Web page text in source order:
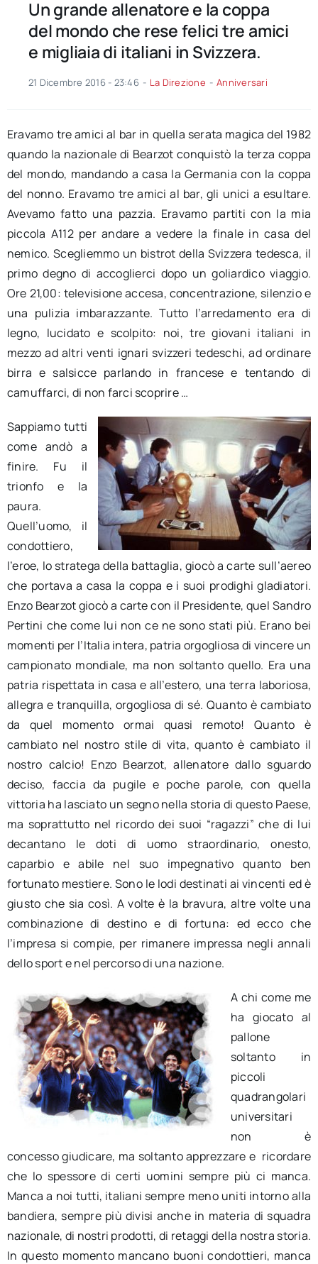
Un grande allenatore e la coppa
del mondo che rese felici tre amici
e migliaia di italiani in Svizzera.
21 Dicembre 2016 - 23:46 - La Direzione - Anniversari
Eravamo tre amici al bar in quella serata magica del 1982
quando la nazionale di Bearzot conquistò la terza coppa
del mondo, mandando a casa la Germania con la coppa
del nonno. Eravamo tre amici al bar, gli unici a esultare.
Avevamo fatto una pazzia. Eravamo partiti con la mia
piccola A112 per andare a vedere la finale in casa del
nemico. Scegliemmo un bistrot della Svizzera tedesca, il
primo degno di accoglierci dopo un goliardico viaggio.
Ore 21,00: televisione accesa, concentrazione, silenzio e
una pulizia imbarazzante. Tutto l’arredamento era di
legno, lucidato e scolpito: noi, tre giovani italiani in
mezzo ad altri venti ignari svizzeri tedeschi, ad ordinare
birra e salsicce parlando in francese e tentando di
camuffarci, di non farci scoprire …
Sappiamo tutti
come andò a
finire. Fu il
trionfo e la
paura.
Quell’uomo, il
condottiero,
l’eroe, lo stratega della battaglia, giocò a carte sull’aereo
che portava a casa la coppa e i suoi prodighi gladiatori.
Enzo Bearzot giocò a carte con il Presidente, quel Sandro
Pertini che come lui non ce ne sono stati più. Erano bei
momenti per l’Italia intera, patria orgogliosa di vincere un
campionato mondiale, ma non soltanto quello. Era una
patria rispettata in casa e all’estero, una terra laboriosa,
allegra e tranquilla, orgogliosa di sé. Quanto è cambiato
da quel momento ormai quasi remoto! Quanto è
cambiato nel nostro stile di vita, quanto è cambiato il
nostro calcio! Enzo Bearzot, allenatore dallo sguardo
deciso, faccia da pugile e poche parole, con quella
vittoria ha lasciato un segno nella storia di questo Paese,
ma soprattutto nel ricordo dei suoi “ragazzi” che di lui
decantano le doti di uomo straordinario, onesto,
caparbio e abile nel suo impegnativo quanto ben
fortunato mestiere. Sono le lodi destinati ai vincenti ed è
giusto che sia così. A volte è la bravura, altre volte una
combinazione di destino e di fortuna: ed ecco che
l’impresa si compie, per rimanere impressa negli annali
dello sport e nel percorso di una nazione.
A chi come me
ha giocato al
pallone
soltanto in
piccoli
quadrangolari
universitari
non è
concesso giudicare, ma soltanto apprezzare e ricordare
che lo spessore di certi uomini sempre più ci manca.
Manca a noi tutti, italiani sempre meno uniti intorno alla
bandiera, sempre più divisi anche in materia di squadra
nazionale, di nostri prodotti, di retaggi della nostra storia.
In questo momento mancano buoni condottieri, manca